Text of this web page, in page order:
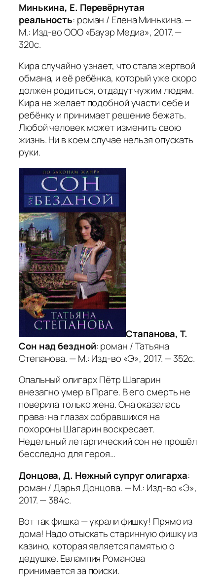
Минькина, Е. Перевёрнутая
реальность: роман / Елена Минькина. —
М.: Изд-во ООО «Бауэр Медиа», 2017. —
320с.
Кира случайно узнает, что стала жертвой
обмана, и её ребёнка, который уже скоро
должен родиться, отдадут чужим людям.
Кира не желает подобной участи себе и
ребёнку и принимает решение бежать.
Любой человек может изменить свою
жизнь. Ни в коем случае нельзя опускать
руки.
Стапанова, Т.
Сон над бездной: роман / Татьяна
Степанова. — М.: Изд-во «Э», 2017. — 352с.
Опальный олигарх Пётр Шагарин
внезапно умер в Праге. В его смерть не
поверила только жена. Она оказалась
права: на глазах собравшихся на
похороны Шагарин воскресает.
Недельный летаргический сон не прошёл
бесследно для героя…
Донцова, Д. Нежный супруг олигарха:
роман / Дарья Донцова. — М.: Изд-во «Э»,
2017. — 384с.
Вот так фишка — украли фишку! Прямо из
дома! Надо отыскать старинную фишку из
казино, которая является памятью о
дедушке. Евлампия Романова
принимается за поиски.